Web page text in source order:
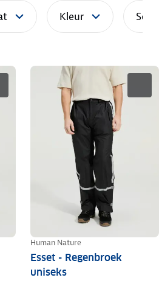
Kleur
Human Nature
Esset - Regenbroek
uniseks